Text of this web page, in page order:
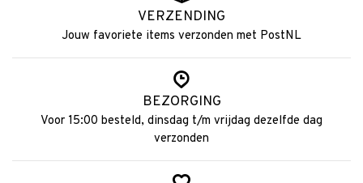
VERZENDING
Jouw favoriete items verzonden met PostNL
BEZORGING
Voor 15:00 besteld, dinsdag t/m vrijdag dezelfde dag
verzonden